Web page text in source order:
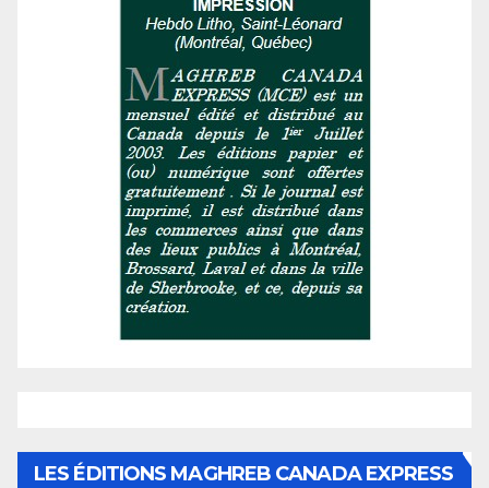
LES ÉDITIONS MAGHREB CANADA EXPRESS